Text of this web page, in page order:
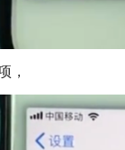
，